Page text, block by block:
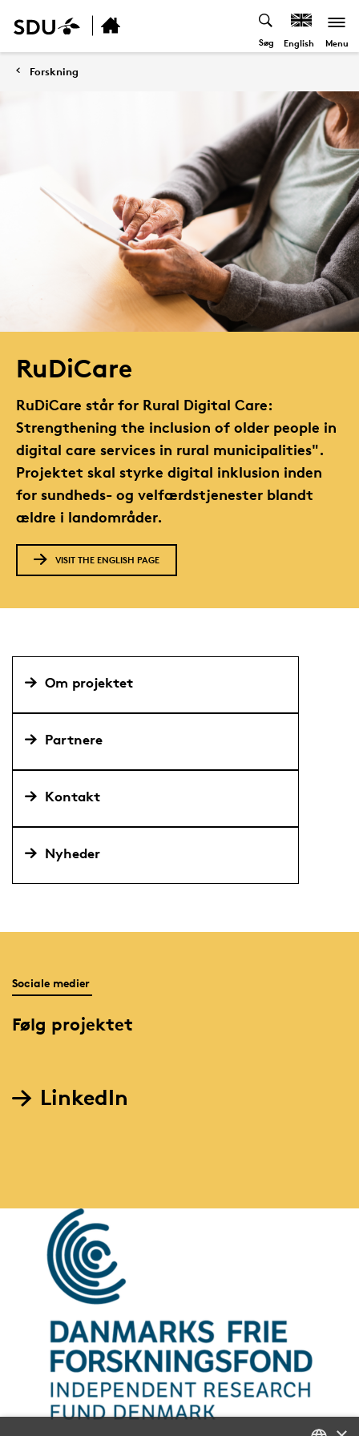
Søg English Menu
Forskning
RuDiCare
RuDiCare står for Rural Digital Care:
Strengthening the inclusion of older people in
digital care services in rural municipalities".
Projektet skal styrke digital inklusion inden
for sundheds- og velfærdstjenester blandt
ældre i landområder.
VISIT THE ENGLISH PAGE
Om projektet
Partnere
Kontakt
Nyheder
Sociale medier
Følg projektet
LinkedIn